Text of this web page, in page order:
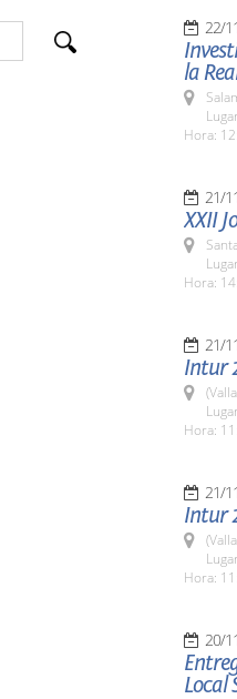
22/
la
Hora:
21/
XXII
Hora:
21/
Intur
Hora:
21/
Intur
Hora:
20/
Local